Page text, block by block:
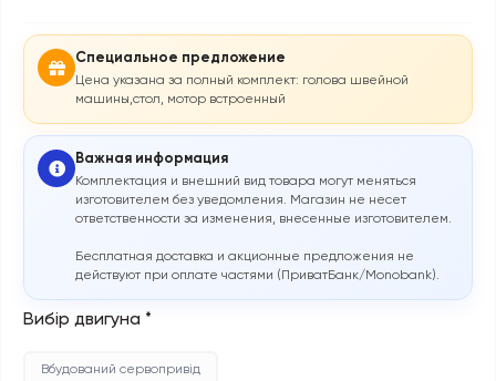
Специальное предложение
Цена указана за полный комплект: голова швейной
машины,стол, мотор встроенный
Важная информация
Комплектация и внешний вид товара могут меняться
изготовителем без уведомления. Магазин не несет
ответственности за изменения, внесенные изготовителем.
Бесплатная доставка и акционные предложения не
действуют при оплате частями (ПриватБанк/Monobank).
Вибір двигуна *
Вбудований сервопривід